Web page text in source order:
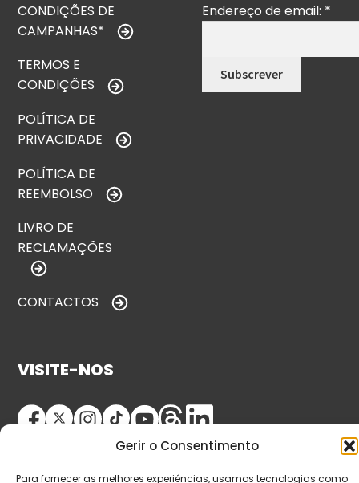
Gerir o Consentimento
Para fornecer as melhores experiências, usamos tecnologias como
CONDIÇÕES DE
CAMPANHAS*
TERMOS E
CONDIÇÕES
POLÍTICA DE
PRIVACIDADE
POLÍTICA DE
REEMBOLSO
LIVRO DE
RECLAMAÇÕES
CONTACTOS
Endereço de email: *
VISITE-NOS